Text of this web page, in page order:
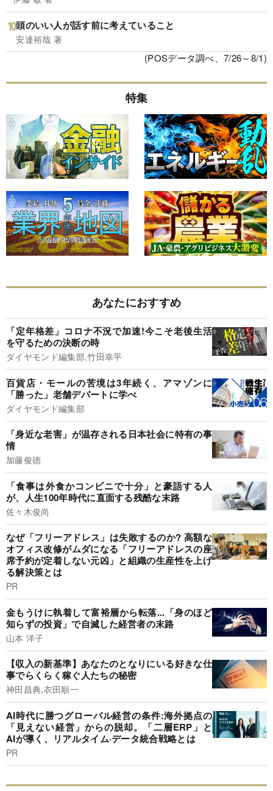
頭のいい人が話す前に考えていること
安達裕哉 著
(POSデータ調べ、7/26～8/1)
特集
あなたにおすすめ
「定年格差」コロナ不況で加速!今こそ老後生活
を守るための決断の時
ダイヤモンド編集部,竹田幸平
百貨店・モールの苦境は3年続く、アマゾンに
「勝った」老舗デパートに学べ
ダイヤモンド編集部
「身近な老害」が温存される日本社会に特有の事
情
加藤俊徳
「食事は外食かコンビニで十分」と豪語する人
が、人生100年時代に直面する残酷な末路
佐々木俊尚
なぜ「フリーアドレス」は失敗するのか? 高額な
オフィス改修がムダになる「フリーアドレスの座
席予約が定着しない元凶」と組織の生産性を上げ
る解決策とは
PR
金もうけに執着して富裕層から転落...「身のほど
知らずの投資」で自滅した経営者の末路
山本 洋子
【収入の新基準】あなたのとなりにいる好きな仕
事でらくらく稼ぐ人たちの秘密
神田昌典,衣田順一
AI時代に勝つグローバル経営の条件:海外拠点の
「見えない経営」からの脱却。「二層ERP」と
AIが導く、リアルタイム·データ統合戦略とは
PR